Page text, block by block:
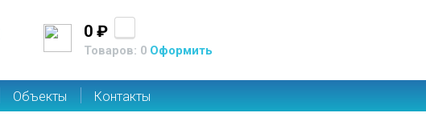
0 ₽
Товаров: 0 Оформить
Объекты Контакты